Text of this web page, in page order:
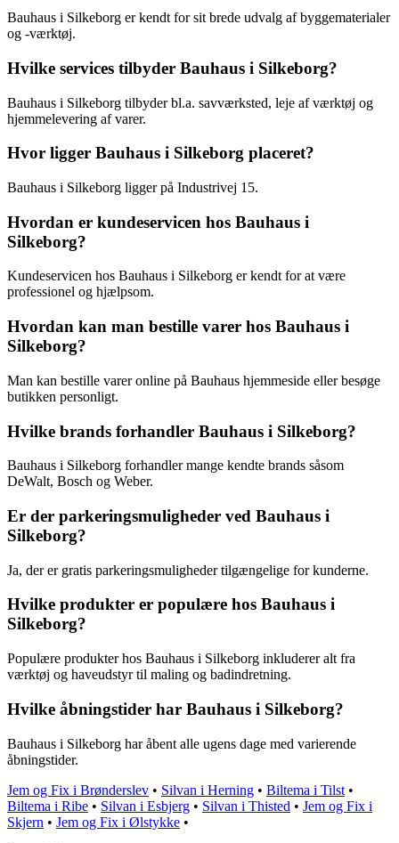
Bauhaus i Silkeborg er kendt for sit brede udvalg af byggematerialer
og -værktøj.
Hvilke services tilbyder Bauhaus i Silkeborg?
Bauhaus i Silkeborg tilbyder bl.a. savværksted, leje af værktøj og
hjemmelevering af varer.
Hvor ligger Bauhaus i Silkeborg placeret?
Bauhaus i Silkeborg ligger på Industrivej 15.
Hvordan er kundeservicen hos Bauhaus i
Silkeborg?
Kundeservicen hos Bauhaus i Silkeborg er kendt for at være
professionel og hjælpsom.
Hvordan kan man bestille varer hos Bauhaus i
Silkeborg?
Man kan bestille varer online på Bauhaus hjemmeside eller besøge
butikken personligt.
Hvilke brands forhandler Bauhaus i Silkeborg?
Bauhaus i Silkeborg forhandler mange kendte brands såsom
DeWalt, Bosch og Weber.
Er der parkeringsmuligheder ved Bauhaus i
Silkeborg?
Ja, der er gratis parkeringsmuligheder tilgængelige for kunderne.
Hvilke produkter er populære hos Bauhaus i
Silkeborg?
Populære produkter hos Bauhaus i Silkeborg inkluderer alt fra
værktøj og haveudstyr til maling og badindretning.
Hvilke åbningstider har Bauhaus i Silkeborg?
Bauhaus i Silkeborg har åbent alle ugens dage med varierende
åbningstider.
Jem og Fix i Brønderslev • Silvan i Herning • Biltema i Tilst •
Biltema i Ribe • Silvan i Esbjerg • Silvan i Thisted • Jem og Fix i
Skjern • Jem og Fix i Ølstykke •